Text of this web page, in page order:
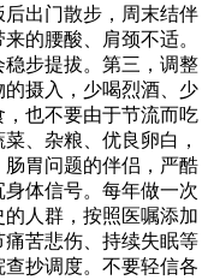
出门散步，周末结伴
的腰酸、肩颈不适。
步提拔。第三，调整
摄入，少喝烈酒、少
也不要由于节流而吃
、杂粮、优良卵白，
胃问题的伴侣，严酷
体信号。每年做一次
人群，按照医嘱添加
苦悲伤、持续失眠等
抄调度。不要轻信各